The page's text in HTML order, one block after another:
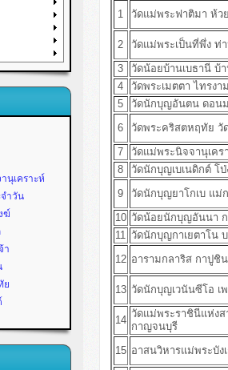
นุเคราะห์
ำวัน
ฆ์
า
ย
1 วัดแม่พระฟาติมา ห้ว
2 วัดแม่พระเป็นที่พึ่ง ท่
3
วัดน้อยบ้านเบธานี บ้
4
วัดพระเมตตา ไทรงาม
5
วัดนักบุญอันตน ดอน
6
วัดพระคริสตหฤทัย วั
7
วัดแม่พระนิจจานุเคร
8
วัดนักบุญเบเนดิกต์ โป่
9
วัดนักบุญยาโกเบ แม่
10 วัดน้อยนักบุญอันนา
11
วัดนักบุญกาเยตาโน
12 อารามกลาริส กาปูชิ
13 วัดนักบุญเวนันซีโอ เ
14
วัดแม่พระราชินีแห่งส
กาญจนบุรี
15 อาสนวิหารแม่พระบัง